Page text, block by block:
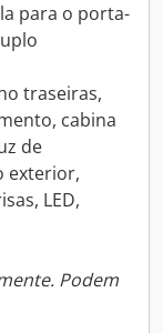
para o porta-
traseiras,
cabina
de
exterior,
LED,
Podem